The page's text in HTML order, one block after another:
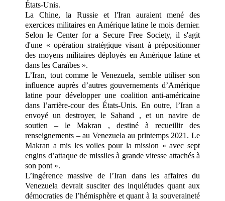
États-Unis.
La Chine, la Russie et l'Iran auraient mené des
exercices militaires en Amérique latine le mois dernier.
Selon le Center for a Secure Free Society, il s'agit
d'une « opération stratégique visant à prépositionner
des moyens militaires déployés en Amérique latine et
dans les Caraïbes ».
L’Iran, tout comme le Venezuela, semble utiliser son
influence auprès d’autres gouvernements d’Amérique
latine pour développer une coalition anti-américaine
dans l’arrière-cour des États-Unis. En outre, l’Iran a
envoyé un destroyer, le Sahand , et un navire de
soutien – le Makran , destiné à recueillir des
renseignements – au Venezuela au printemps 2021. Le
Makran a mis les voiles pour la mission « avec sept
engins d’attaque de missiles à grande vitesse attachés à
son pont ».
L’ingérence massive de l’Iran dans les affaires du
Venezuela devrait susciter des inquiétudes quant aux
démocraties de l’hémisphère et quant à la souveraineté